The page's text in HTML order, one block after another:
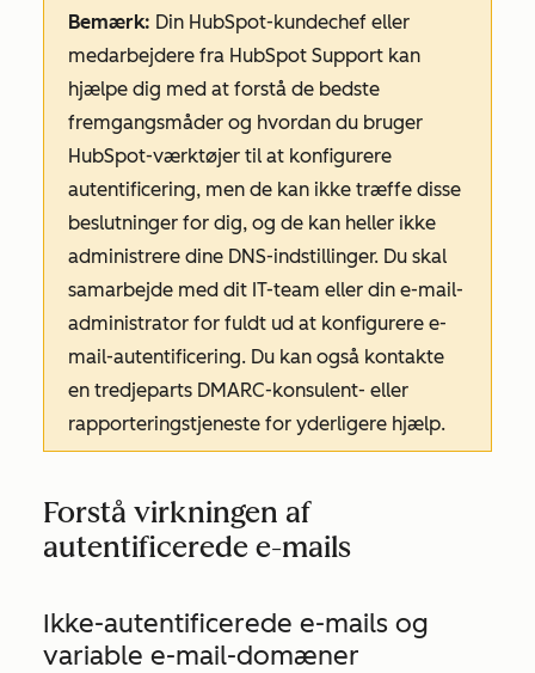
Bemærk: Din HubSpot-kundechef eller
medarbejdere fra HubSpot Support kan
hjælpe dig med at forstå de bedste
fremgangsmåder og hvordan du bruger
HubSpot-værktøjer til at konfigurere
autentificering, men de kan ikke træffe disse
beslutninger for dig, og de kan heller ikke
administrere dine DNS-indstillinger. Du skal
samarbejde med dit IT-team eller din e-mail-
administrator for fuldt ud at konfigurere e-
mail-autentificering. Du kan også kontakte
en tredjeparts DMARC-konsulent- eller
rapporteringstjeneste for yderligere hjælp.
Forstå virkningen af
autentificerede e-mails
Ikke-autentificerede e-mails og
variable e-mail-domæner